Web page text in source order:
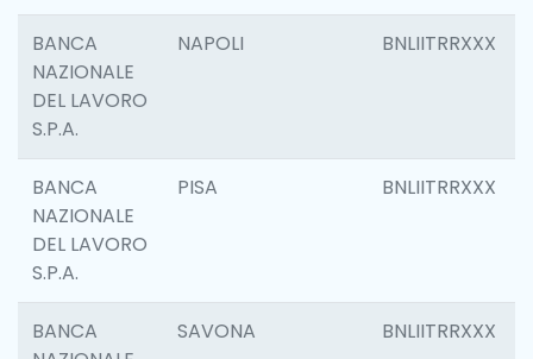
BANCA
NAZIONALE
DEL LAVORO
S.P.A.
NAPOLI BNLIITRRXXX
BANCA
NAZIONALE
DEL LAVORO
S.P.A.
PISA BNLIITRRXXX
BANCA
SAVONA BNLIITRRXXX